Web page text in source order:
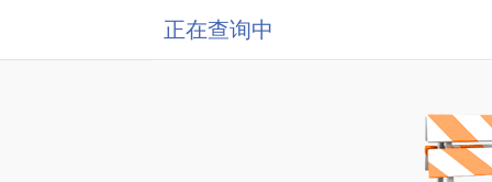
正在查询中